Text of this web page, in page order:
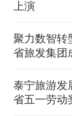
上演
聚力数智
省旅发集团
泰宁旅游发
省五一劳动